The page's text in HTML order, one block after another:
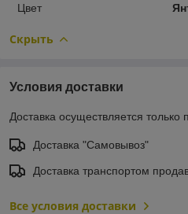
Цвет
Скрыть
Условия доставки
Доставка осуществляется только
Доставка "Самовывоз"
Доставка транспортом
Все условия доставки